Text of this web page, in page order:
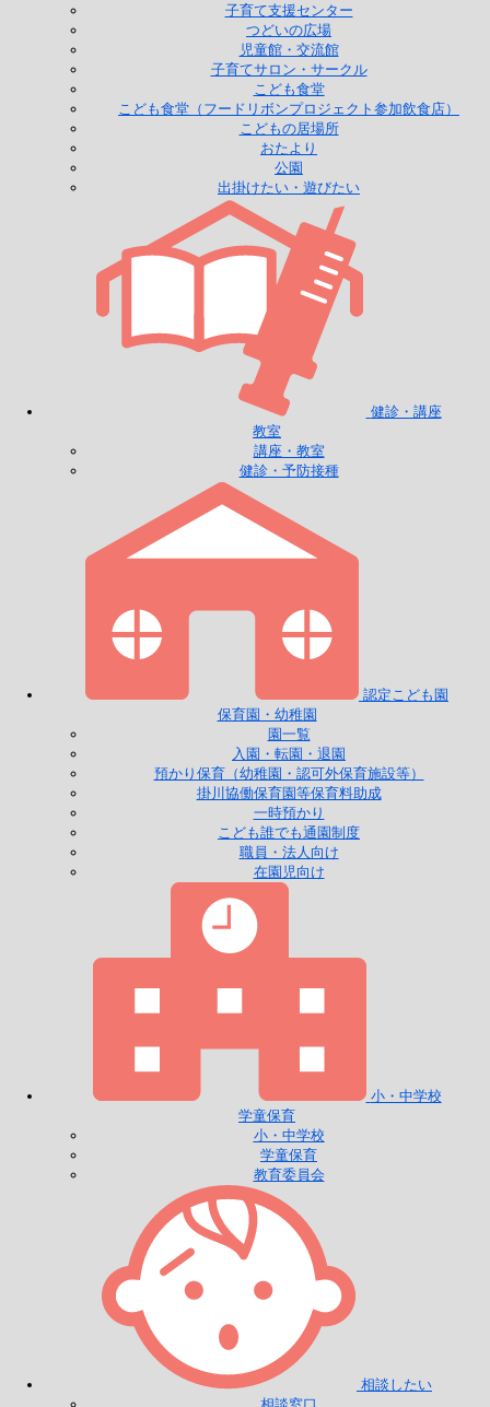
子育て支援センター
つどいの広場
児童館・交流館
子育てサロン・サークル
こども食堂
こども食堂（フードリボンプロジェクト参加飲食店）
こどもの居場所
おたより
公園
出掛けたい・遊びたい
健診・講座
教室
講座・教室
健診・予防接種
認定こども園
保育園・幼稚園
園一覧
入園・転園・退園
預かり保育（幼稚園・認可外保育施設等）
掛川協働保育園等保育料助成
一時預かり
こども誰でも通園制度
職員・法人向け
在園児向け
小・中学校
学童保育
小・中学校
学童保育
教育委員会
相談したい